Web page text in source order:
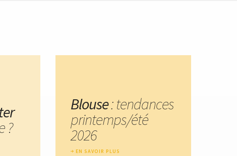
?
Blouse: tendances
printemps/été
2026
EN SAVOIR PLUS